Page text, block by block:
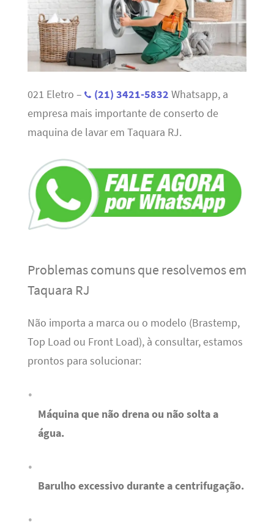
021 Eletro – (21) 3421-5832 Whatsapp, a
empresa mais importante de conserto de
maquina de lavar em Taquara RJ.
Problemas comuns que resolvemos em
Taquara RJ
Não importa a marca ou o modelo (Brastemp,
Top Load ou Front Load), à consultar, estamos
prontos para solucionar:
Máquina que não drena ou não solta a
água.
Barulho excessivo durante a centrifugação.